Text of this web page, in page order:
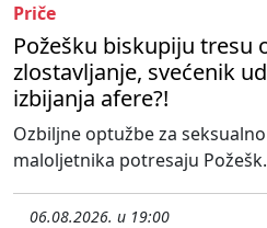
Priče
Požešku biskupiju tresu
zlostavljanje, svećenik
izbijanja afere?!
Ozbiljne optužbe za
maloljetnika potresaju
06.08.2026. u 19:00